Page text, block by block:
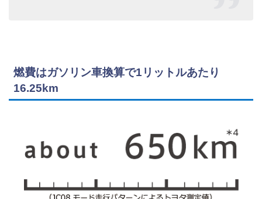
燃費はガソリン車換算で1リットルあたり
16.25km